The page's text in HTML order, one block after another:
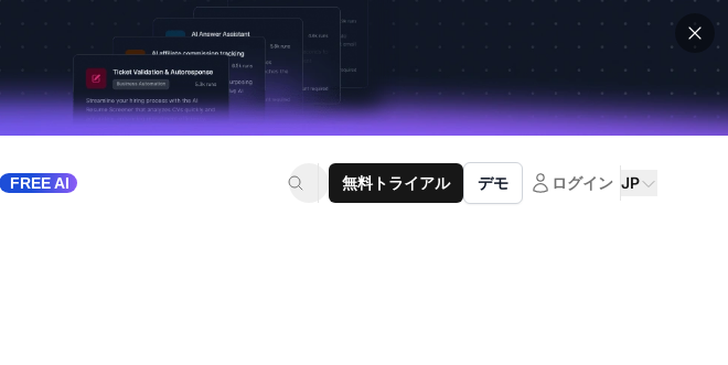
FREE AI 無料トライアル デモ ログイン JP